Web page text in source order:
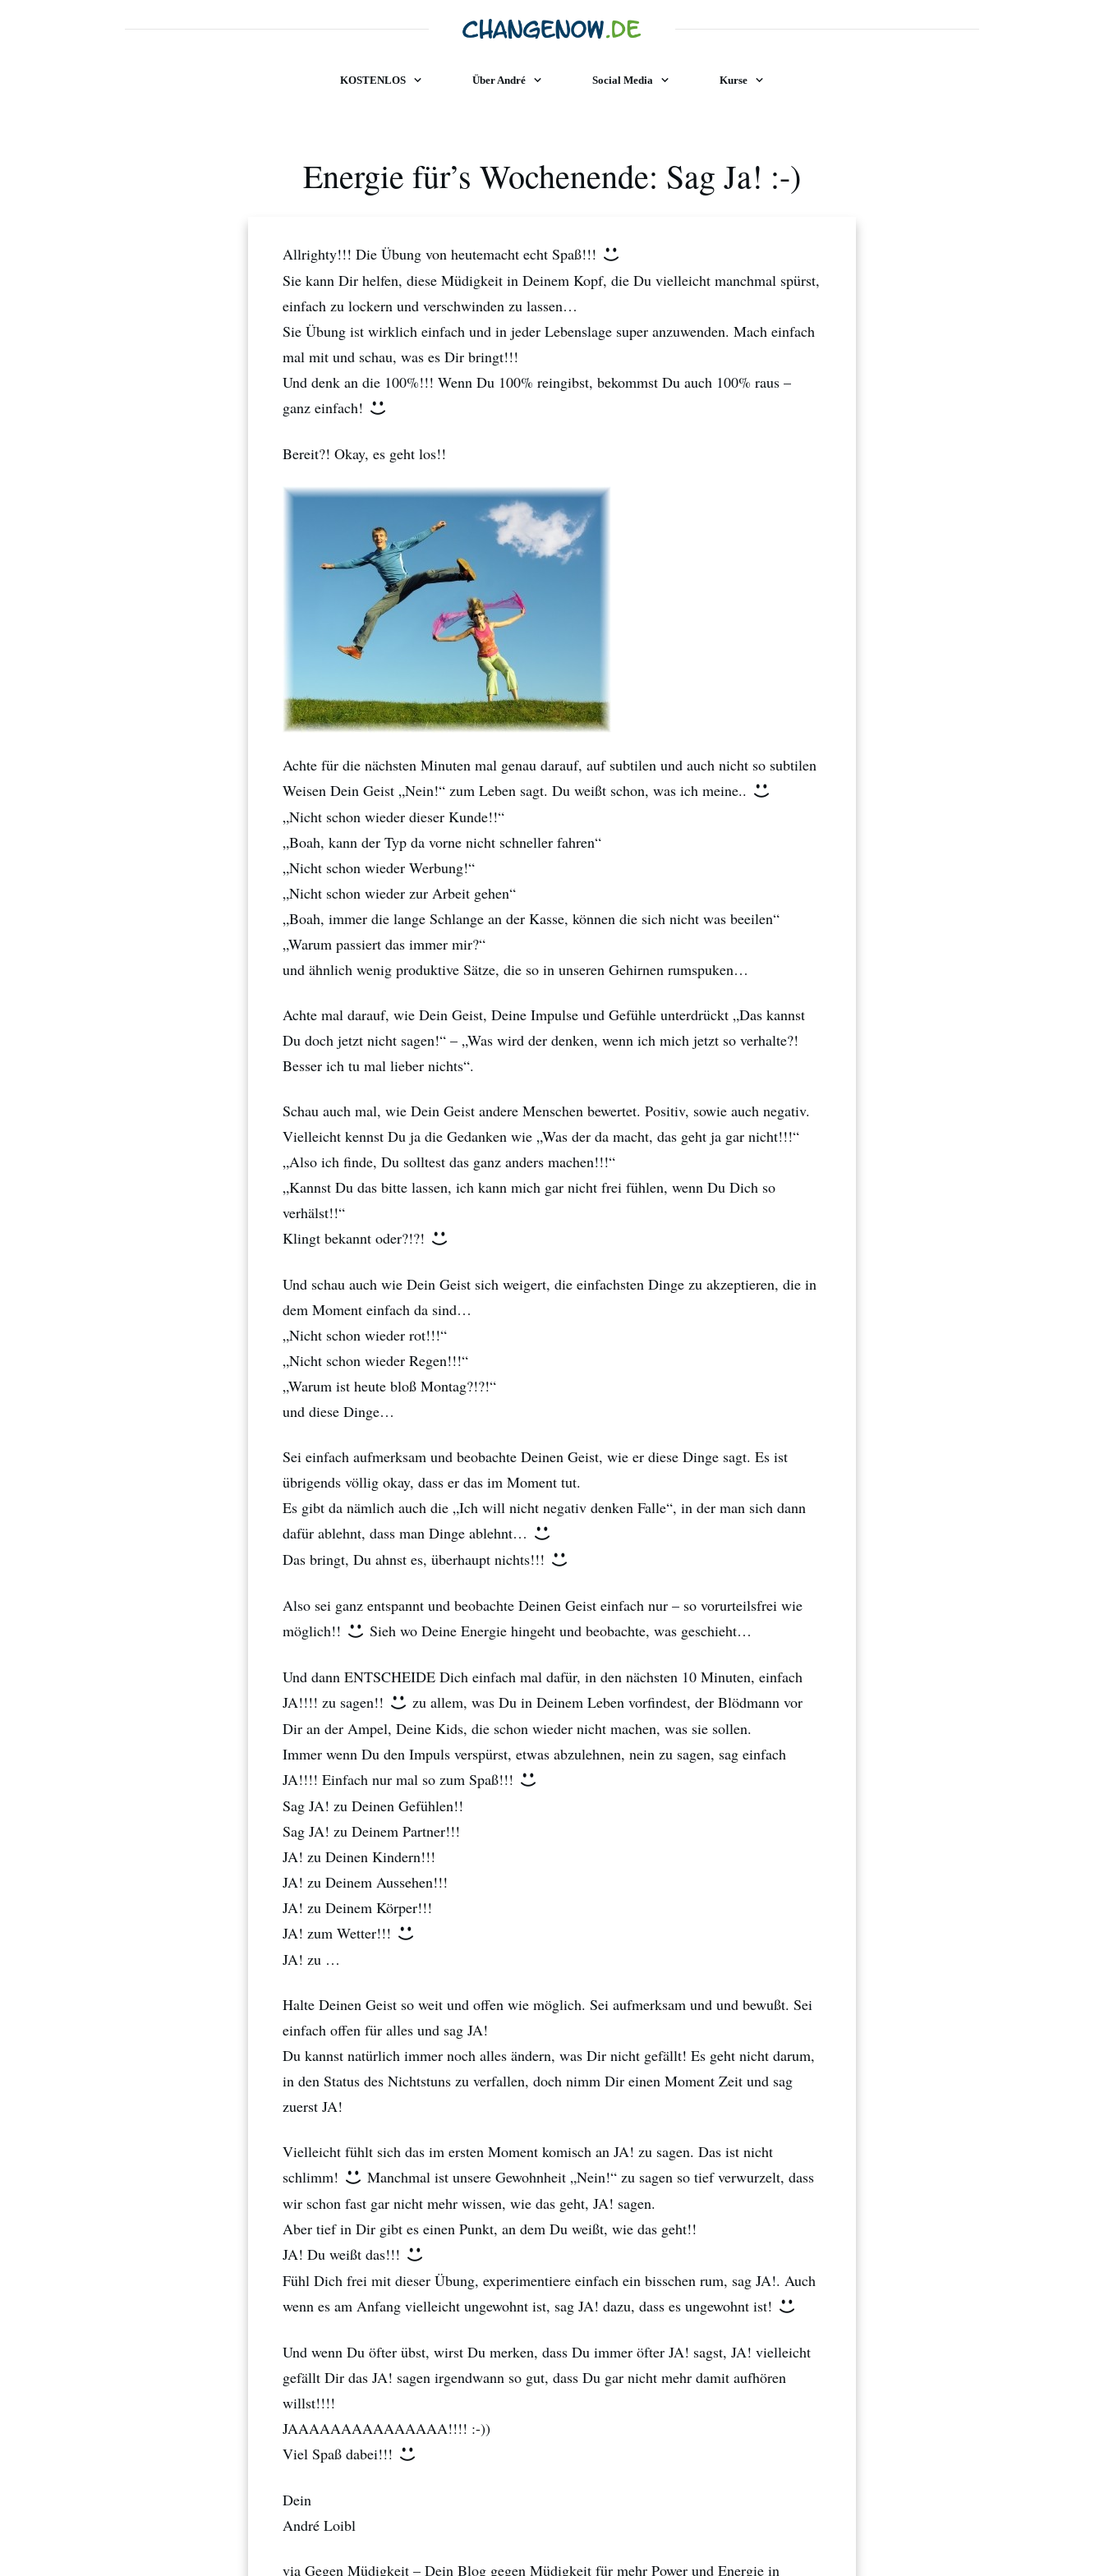
KOSTENLOS Über André Social Media Kurse
Energie für’s Wochenende: Sag Ja! :-)
Allrighty!!! Die Übung von heutemacht echt Spaß!!!
Sie kann Dir helfen, diese Müdigkeit in Deinem Kopf, die Du vielleicht manchmal spürst,
einfach zu lockern und verschwinden zu lassen…
Sie Übung ist wirklich einfach und in jeder Lebenslage super anzuwenden. Mach einfach
mal mit und schau, was es Dir bringt!!!
Und denk an die 100%!!! Wenn Du 100% reingibst, bekommst Du auch 100% raus –
ganz einfach!
Bereit?! Okay, es geht los!!
Achte für die nächsten Minuten mal genau darauf, auf subtilen und auch nicht so subtilen
Weisen Dein Geist „Nein!“ zum Leben sagt. Du weißt schon, was ich meine..
„Nicht schon wieder dieser Kunde!!“
„Boah, kann der Typ da vorne nicht schneller fahren“
„Nicht schon wieder Werbung!“
„Nicht schon wieder zur Arbeit gehen“
„Boah, immer die lange Schlange an der Kasse, können die sich nicht was beeilen“
„Warum passiert das immer mir?“
und ähnlich wenig produktive Sätze, die so in unseren Gehirnen rumspuken…
Achte mal darauf, wie Dein Geist, Deine Impulse und Gefühle unterdrückt „Das kannst
Du doch jetzt nicht sagen!“ – „Was wird der denken, wenn ich mich jetzt so verhalte?!
Besser ich tu mal lieber nichts“.
Schau auch mal, wie Dein Geist andere Menschen bewertet. Positiv, sowie auch negativ.
Vielleicht kennst Du ja die Gedanken wie „Was der da macht, das geht ja gar nicht!!!“
„Also ich finde, Du solltest das ganz anders machen!!!“
„Kannst Du das bitte lassen, ich kann mich gar nicht frei fühlen, wenn Du Dich so
verhälst!!“
Klingt bekannt oder?!?!
Und schau auch wie Dein Geist sich weigert, die einfachsten Dinge zu akzeptieren, die in
dem Moment einfach da sind…
„Nicht schon wieder rot!!!“
„Nicht schon wieder Regen!!!“
„Warum ist heute bloß Montag?!?!“
und diese Dinge…
Sei einfach aufmerksam und beobachte Deinen Geist, wie er diese Dinge sagt. Es ist
übrigends völlig okay, dass er das im Moment tut.
Es gibt da nämlich auch die „Ich will nicht negativ denken Falle“, in der man sich dann
dafür ablehnt, dass man Dinge ablehnt…
Das bringt, Du ahnst es, überhaupt nichts!!!
Also sei ganz entspannt und beobachte Deinen Geist einfach nur – so vorurteilsfrei wie
möglich!!
Sieh wo Deine Energie hingeht und beobachte, was geschieht…
Und dann ENTSCHEIDE Dich einfach mal dafür, in den nächsten 10 Minuten, einfach
JA!!!! zu sagen!!
zu allem, was Du in Deinem Leben vorfindest, der Blödmann vor
Dir an der Ampel, Deine Kids, die schon wieder nicht machen, was sie sollen.
Immer wenn Du den Impuls verspürst, etwas abzulehnen, nein zu sagen, sag einfach
JA!!!! Einfach nur mal so zum Spaß!!!
Sag JA! zu Deinen Gefühlen!!
Sag JA! zu Deinem Partner!!!
JA! zu Deinen Kindern!!!
JA! zu Deinem Aussehen!!!
JA! zu Deinem Körper!!!
JA! zum Wetter!!!
JA! zu …
Halte Deinen Geist so weit und offen wie möglich. Sei aufmerksam und und bewußt. Sei
einfach offen für alles und sag JA!
Du kannst natürlich immer noch alles ändern, was Dir nicht gefällt! Es geht nicht darum,
in den Status des Nichtstuns zu verfallen, doch nimm Dir einen Moment Zeit und sag
zuerst JA!
Vielleicht fühlt sich das im ersten Moment komisch an JA! zu sagen. Das ist nicht
schlimm!
Manchmal ist unsere Gewohnheit „Nein!“ zu sagen so tief verwurzelt, dass
wir schon fast gar nicht mehr wissen, wie das geht, JA! sagen.
Aber tief in Dir gibt es einen Punkt, an dem Du weißt, wie das geht!!
JA! Du weißt das!!!
Fühl Dich frei mit dieser Übung, experimentiere einfach ein bisschen rum, sag JA!. Auch
wenn es am Anfang vielleicht ungewohnt ist, sag JA! dazu, dass es ungewohnt ist!
Und wenn Du öfter übst, wirst Du merken, dass Du immer öfter JA! sagst, JA! vielleicht
gefällt Dir das JA! sagen irgendwann so gut, dass Du gar nicht mehr damit aufhören
willst!!!!
JAAAAAAAAAAAAAAA!!!! :-))
Viel Spaß dabei!!!
Dein
André Loibl
via Gegen Müdigkeit – Dein Blog gegen Müdigkeit für mehr Power und Energie in